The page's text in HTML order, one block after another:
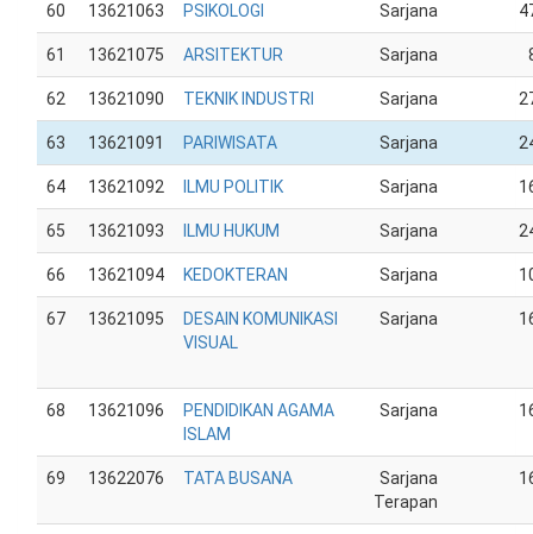
60 13621063 PSIKOLOGI Sarjana
61 13621075 ARSITEKTUR Sarjana
62 13621090 TEKNIK INDUSTRI Sarjana
63 13621091 PARIWISATA Sarjana
64 13621092 ILMU POLITIK Sarjana
65 13621093 ILMU HUKUM Sarjana
66 13621094 KEDOKTERAN Sarjana
67 13621095
DESAIN KOMUNIKASI
VISUAL
Sarjana
68 13621096
PENDIDIKAN AGAMA
ISLAM
Sarjana
69 13622076 TATA BUSANA
Sarjana
Terapan